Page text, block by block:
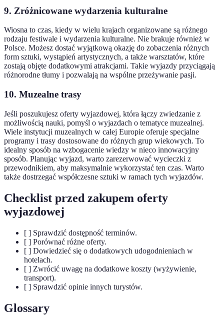
9. Zróżnicowane wydarzenia kulturalne
Wiosna to czas, kiedy w wielu krajach organizowane są różnego
rodzaju festiwale i wydarzenia kulturalne. Nie brakuje również w
Polsce. Możesz dostać wyjątkową okazję do zobaczenia różnych
form sztuki, wystąpień artystycznych, a także warsztatów, które
zostają objęte dodatkowymi atrakcjami. Takie wyjazdy przyciągają
różnorodne tłumy i pozwalają na wspólne przeżywanie pasji.
10. Muzealne trasy
Jeśli poszukujesz oferty wyjazdowej, która łączy zwiedzanie z
możliwością nauki, pomyśl o wyjazdach o tematyce muzealnej.
Wiele instytucji muzealnych w całej Europie oferuje specjalne
programy i trasy dostosowane do różnych grup wiekowych. To
idealny sposób na wzbogacenie wiedzy w nieco innowacyjny
sposób. Planując wyjazd, warto zarezerwować wycieczki z
przewodnikiem, aby maksymalnie wykorzystać ten czas. Warto
także dostrzegać współczesne sztuki w ramach tych wyjazdów.
Checklist przed zakupem oferty
wyjazdowej
[ ] Sprawdzić dostępność terminów.
[ ] Porównać różne oferty.
[ ] Dowiedzieć się o dodatkowych udogodnieniach w
hotelach.
[ ] Zwrócić uwagę na dodatkowe koszty (wyżywienie,
transport).
[ ] Sprawdzić opinie innych turystów.
Glossary